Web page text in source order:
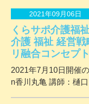
2021年09月06日
くらサポ介護福
介護 福祉 経営
リ融合コンセプ
2021年7月10日開催
n香川丸亀 講師：樋